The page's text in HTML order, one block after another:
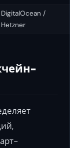
DigitalOcean /
Hetzner